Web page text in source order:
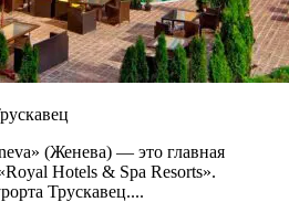
(Женева) — это главная
Hotels & Spa Resorts».
Трускавец....